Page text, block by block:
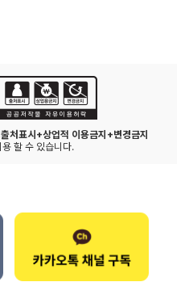
처표시+상업적 이용금지+변경금지
할 수 있습니다.